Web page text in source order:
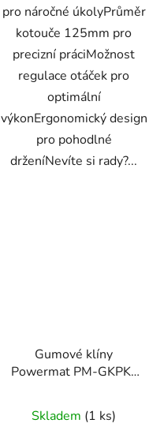
pro náročné úkolyPrůměr
kotouče 125mm pro
precizní práciMožnost
regulace otáček pro
optimální
výkonErgonomický design
pro pohodlné
drženíNevíte si rady?...
Gumové klíny
Powermat PM-GKPK-
Skladem (1 ks)